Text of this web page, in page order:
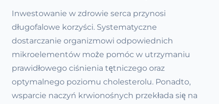
Inwestowanie w zdrowie serca przynosi
długofalowe korzyści. Systematyczne
dostarczanie organizmowi odpowiednich
mikroelementów może pomóc w utrzymaniu
prawidłowego ciśnienia tętniczego oraz
optymalnego poziomu cholesterolu. Ponadto,
wsparcie naczyń krwionośnych przekłada się na